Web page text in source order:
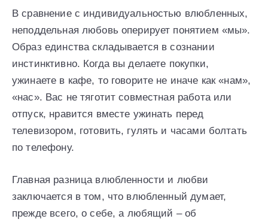
В сравнение с индивидуальностью влюбленных,
неподдельная любовь оперирует понятием «мы».
Образ единства складывается в сознании
инстинктивно. Когда вы делаете покупки,
ужинаете в кафе, то говорите не иначе как «нам»,
«нас». Вас не тяготит совместная работа или
отпуск, нравится вместе ужинать перед
телевизором, готовить, гулять и часами болтать
по телефону.
Главная разница влюбленности и любви
заключается в том, что влюбленный думает,
прежде всего, о себе, а любящий – об